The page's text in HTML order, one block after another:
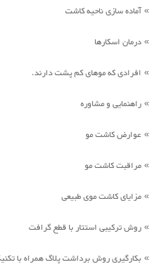
»آماده سازی ناحیه کاشت
» درمان اسکارها
» افرادی که موهای کم پشت دارند.
» راهنمایی و مشاوره
» عوارض کاشت مو
» مراقبت کاشت مو
» مزایای کاشت موی طبیعی
» روش ترکیبی استتار با قطع گرافت
» بکارگیری روش برداشت پلاگ همراه با